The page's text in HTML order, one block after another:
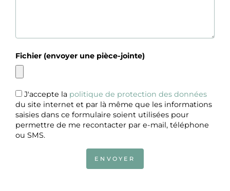
Fichier (envoyer une pièce-jointe)
J'accepte la politique de protection des données
du site internet et par là même que les informations
saisies dans ce formulaire soient utilisées pour
permettre de me recontacter par e-mail, téléphone
ou SMS.
ENVOYER